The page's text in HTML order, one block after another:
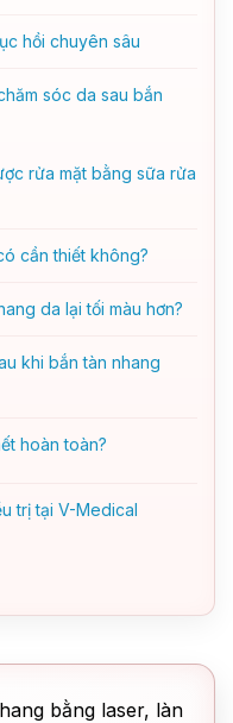
hồi chuyên sâu
sóc da sau bắn
rửa mặt bằng sữa rửa
cần thiết không?
da lại tối màu hơn?
khi bắn tàn nhang
hoàn toàn?
trị tại V-Medical
bằng laser, làn